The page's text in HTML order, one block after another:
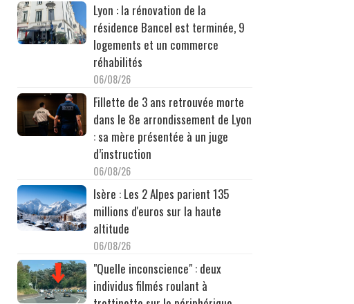
Lyon : la rénovation de la
résidence Bancel est terminée, 9
logements et un commerce
réhabilités
06/08/26
Fillette de 3 ans retrouvée morte
dans le 8e arrondissement de Lyon
: sa mère présentée à un juge
d’instruction
06/08/26
Isère : Les 2 Alpes parient 135
millions d'euros sur la haute
altitude
06/08/26
"Quelle inconscience" : deux
individus filmés roulant à